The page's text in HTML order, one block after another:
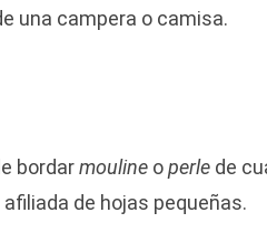
una campera o camisa.
bordarmoulineoperlede
de hojas pequeñas.